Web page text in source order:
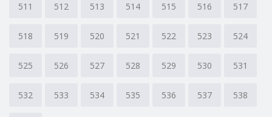
511 512 513 514 515 516 517
518 519 520 521 522 523 524
525 526 527 528 529 530 531
532 533 534 535 536 537 538